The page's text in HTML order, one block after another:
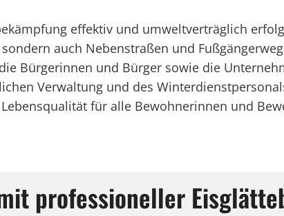
effektiv und umweltverträglich
auch Nebenstraßen und
Bürgerinnen und Bürger sowie die
Verwaltung und des
für alle Bewohnerinnen und
professioneller